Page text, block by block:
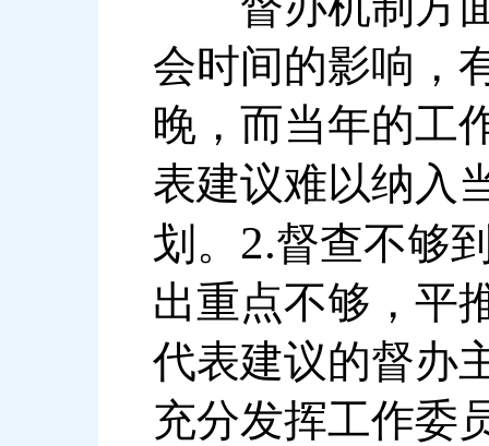
会时间的影响，
晚，而当年的工
表建议难以纳入
划。 2.督查不够
出重点不够，平
代表建议的督办
充分发挥工作委